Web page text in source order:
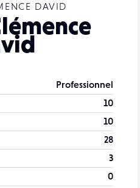
DAVID
Professionnel
10
10
28
3
0